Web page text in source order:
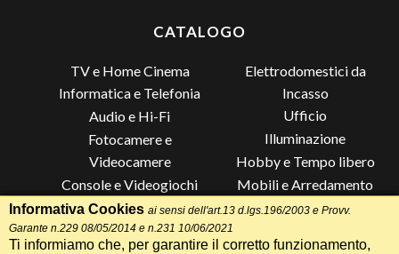
CATALOGO
TV e Home Cinema
Informatica e Telefonia
Audio e Hi-Fi
Fotocamere e
Videocamere
Console e Videogiochi
Piccoli Elettrodomestici
Grandi Elettrodomestici e
Elettrodomestici da
Incasso
Ufficio
Illuminazione
Hobby e Tempo libero
Mobili e Arredamento
Lista di Nozze
Informativa Cookies ai sensi dell'art.13 d.lgs.196/2003 e Provv.
Garante n.229 08/05/2014 e n.231 10/06/2021
Ti informiamo che, per garantire il corretto funzionamento,